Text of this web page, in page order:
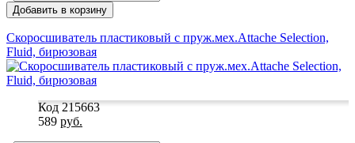
Добавить в корзину
Скоросшиватель пластиковый с пруж.мех.Attache Selection,
Fluid, бирюзовая
Код 215663
589 руб.